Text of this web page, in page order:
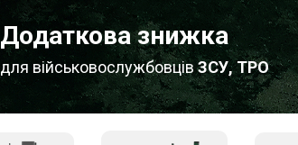
для військовослужбовцівЗСУ, ТРО
Додаткова знижка